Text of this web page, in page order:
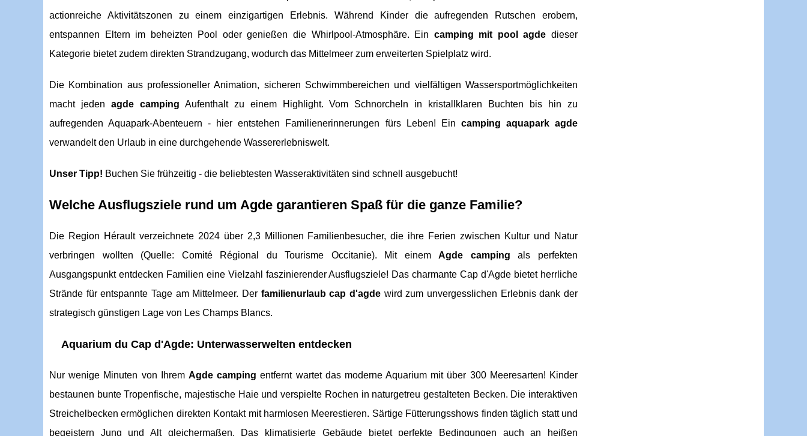
actionreiche Aktivitätszonen zu einem einzigartigen Erlebnis. Während Kinder die aufregenden Rutschen erobern,
entspannen Eltern im beheizten Pool oder genießen die Whirlpool-Atmosphäre. Ein camping mit pool agde dieser
Kategorie bietet zudem direkten Strandzugang, wodurch das Mittelmeer zum erweiterten Spielplatz wird.
Die Kombination aus professioneller Animation, sicheren Schwimmbereichen und vielfältigen Wassersportmöglichkeiten
macht jeden agde camping Aufenthalt zu einem Highlight. Vom Schnorcheln in kristallklaren Buchten bis hin zu
aufregenden Aquapark-Abenteuern - hier entstehen Familienerinnerungen fürs Leben! Ein camping aquapark agde
verwandelt den Urlaub in eine durchgehende Wassererlebniswelt.
Unser Tipp! Buchen Sie frühzeitig - die beliebtesten Wasseraktivitäten sind schnell ausgebucht!
Welche Ausflugsziele rund um Agde garantieren Spaß für die ganze Familie?
Die Region Hérault verzeichnete 2024 über 2,3 Millionen Familienbesucher, die ihre Ferien zwischen Kultur und Natur
verbringen wollten (Quelle: Comité Régional du Tourisme Occitanie). Mit einemAgde camping als perfekten
Ausgangspunkt entdecken Familien eine Vielzahl faszinierender Ausflugsziele! Das charmante Cap d'Agde bietet herrliche
Strände für entspannte Tage am Mittelmeer. Der familienurlaub cap d'agde wird zum unvergesslichen Erlebnis dank der
strategisch günstigen Lage von Les Champs Blancs.
Aquarium du Cap d'Agde: Unterwasserwelten entdecken
Nur wenige Minuten von Ihrem Agde camping entfernt wartet das moderne Aquarium mit über 300 Meeresarten! Kinder
bestaunen bunte Tropenfische, majestische Haie und verspielte Rochen in naturgetreu gestalteten Becken. Die interaktiven
Streichelbecken ermöglichen direkten Kontakt mit harmlosen Meerestieren. Särtige Fütterungsshows finden täglich statt und
begeistern Jung und Alt gleichermaßen. Das klimatisierte Gebäude bietet perfekte Bedingungen auch an heißen